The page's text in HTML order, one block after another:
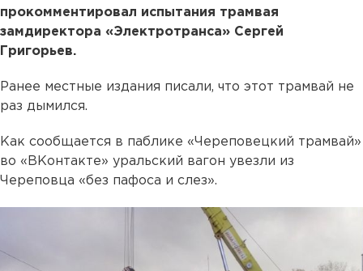
прокомментировал испытания трамвая
замдиректора «Электротранса» Сергей
Григорьев.
Ранее местные издания писали, что этот трамвай не
раз дымился.
Как сообщается в паблике «Череповецкий трамвай»
во «ВКонтакте» уральский вагон увезли из
Череповца «без пафоса и слез».